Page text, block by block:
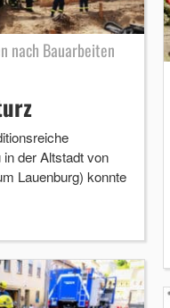
nach Bauarbeiten
der Altstadt von
Lauenburg) konnte